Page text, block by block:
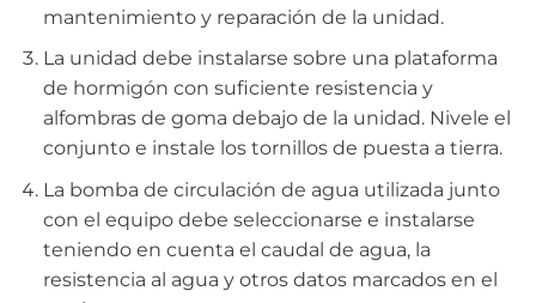
mantenimiento y reparación de la unidad.
La unidad debe instalarse sobre una plataforma
de hormigón con suficiente resistencia y
alfombras de goma debajo de la unidad. Nivele el
conjunto e instale los tornillos de puesta a tierra.
La bomba de circulación de agua utilizada junto
con el equipo debe seleccionarse e instalarse
teniendo en cuenta el caudal de agua, la
resistencia al agua y otros datos marcados en el